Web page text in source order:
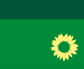
zum